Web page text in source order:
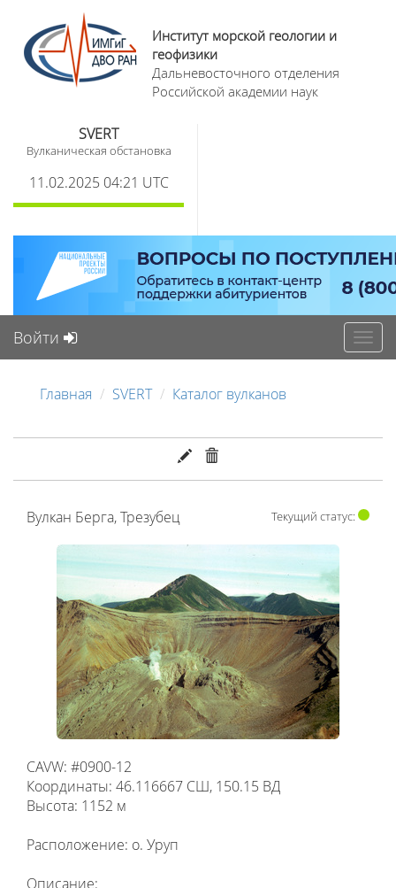
Институт морской геологии и
геофизики
Дальневосточного отделения
Российской академии наук
SVERT
Вулканическая обстановка
11.02.2025 04:21 UTC
Войти
Главная SVERT Каталог вулканов
Вулкан Берга, Трезубец Текущий статус:
CAVW: #0900-12
Координаты: 46.116667 СШ, 150.15 ВД
Высота: 1152 м
Расположение: о. Уруп
Описание: